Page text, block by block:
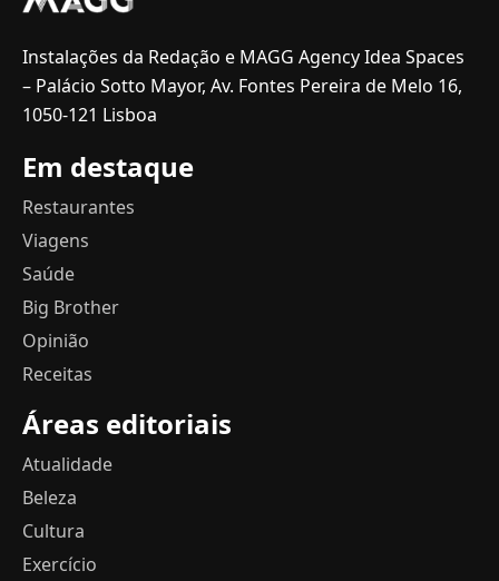
Instalações da Redação e MAGG Agency Idea Spaces
– Palácio Sotto Mayor, Av. Fontes Pereira de Melo 16,
1050-121 Lisboa
Em destaque
Restaurantes
Viagens
Saúde
Big Brother
Opinião
Receitas
Áreas editoriais
Atualidade
Beleza
Cultura
Exercício